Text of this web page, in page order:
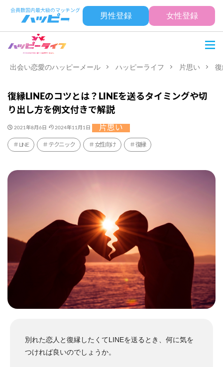
男性登録 女性登録
出会い恋愛のハッピーメール ハッピーライフ 片思い
復縁LINEのコツとは？LINEを送るタイミングや切
り出し方を例文付きで解説
2021年8月6日 2024年11月1日 片思い
LINE テクニック 女性向け 復縁
別れた恋人と復縁したくてLINEを送るとき、何に気を
つければ良いのでしょうか。